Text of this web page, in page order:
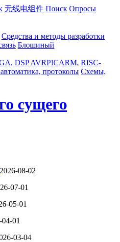
无线电组件 Поиск Опросы
Средства и методы разработки
Блошиный
DSP AVRPICARM, RISC-
протоколы Схемы,
сущего
2026-08-02
07-01
05-01
01
03-04